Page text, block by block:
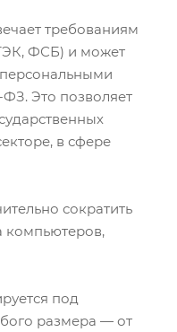
требованиям
ФСБ) и может
ФЗ. Это позволяет
в сфере
сократить
компьютеров,
под
размера — от